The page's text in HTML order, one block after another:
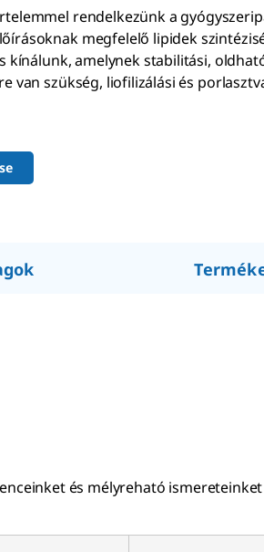
rendelkezünk a
megfelelő lipidek
amelynek stabilitási,
van szükség, liofilizálási és
és mélyreható ismereteinket